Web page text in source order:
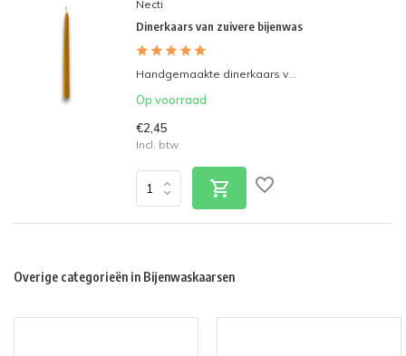
Necti
Dinerkaars van zuivere bijenwas
Handgemaakte dinerkaars v...
Op voorraad
€2,45
Incl. btw
Overige categorieën in Bijenwaskaarsen